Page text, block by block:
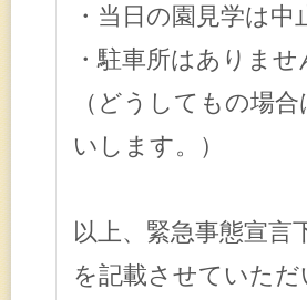
・当日の園見学は
・駐車所はありま
（どうしてもの場
いします。）
以上、緊急事態宣
を記載させていた